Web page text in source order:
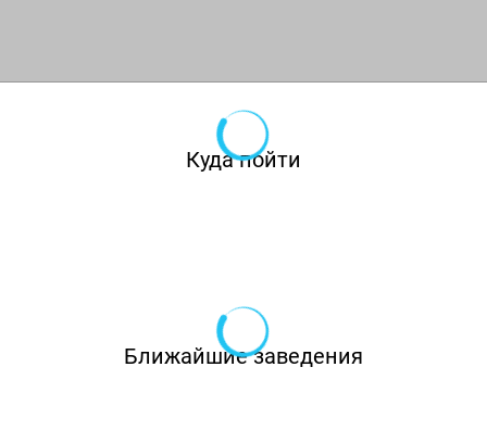
ресторана. Интерьер удачно дополнили
слегка громоздкие металлические
светильники, тяжело нависающие над
всегда можете попробовать что-то новое и
открыть для себя необычные вкусы и
Куда пойти
Ближайшие заведения